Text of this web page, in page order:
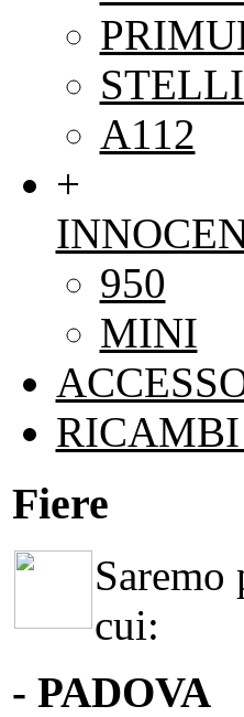
A112
+
950
MINI
Fiere
cui:
- PADOVA